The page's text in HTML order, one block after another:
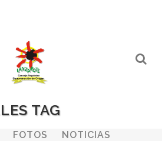
TAG
BOLETINES
FOTOS
NOTICIAS